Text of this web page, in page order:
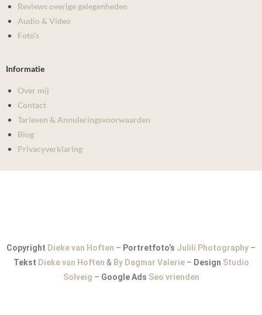
Reviews overige gelegenheden
Audio & Video
Foto’s
Informatie
Over mij
Contact
Tarieven & Annuleringsvoorwaarden
Blog
Privacyverklaring
Copyright Dieke van Hoften – Portretfoto’s Julili Photography –
Tekst Dieke van Hoften & By Dagmar Valerie – Design Studio
Solveig – Google Ads Seo vrienden